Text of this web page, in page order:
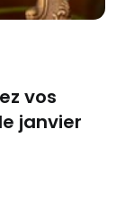
vos
janvier